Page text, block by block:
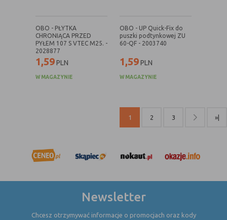
OBO - PŁYTKA
CHRONIĄCA PRZED
PYŁEM 107 S VTEC M25. -
2028877
1,59PLN
W MAGAZYNIE
OBO - UP Quick-Fix do
puszki podtynkowej ZU
60-QF - 2003740
1,59PLN
W MAGAZYNIE
1 2 3 »|
Newsletter
Chcesz otrzymywać informacje o promocjach oraz kody